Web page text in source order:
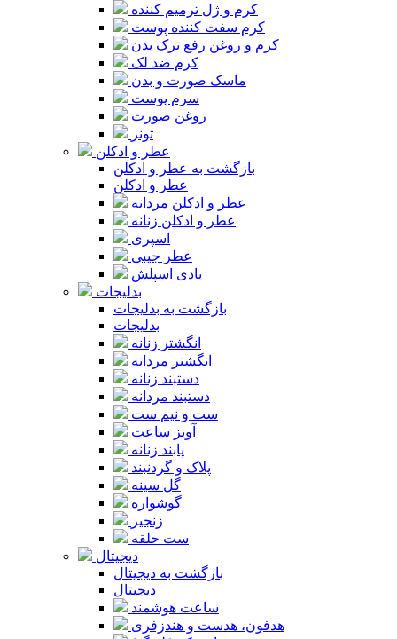
کرم و ژل ترمیم کننده
کرم سفت کننده پوست
کرم و روغن رفع ترک بدن
کرم ضد لک
ماسک صورت و بدن
سرم پوست
روغن صورت
تونر
عطر و ادکلن
بازگشت به عطر و ادکلن
عطر و ادکلن
عطر و ادکلن مردانه
عطر و ادکلن زنانه
اسپری
عطر جیبی
بادی اسپلش
بدلیجات
بازگشت به بدلیجات
بدلیجات
انگشتر زنانه
انگشتر مردانه
دستبند زنانه
دستبند مردانه
ست و نیم ست
آویز ساعت
پابند زنانه
پلاک و گردنبند
گل سینه
گوشواره
زنجیر
ست حلقه
دیجیتال
بازگشت به دیجیتال
دیجیتال
ساعت هوشمند
هدفون، هدست و هندزفری